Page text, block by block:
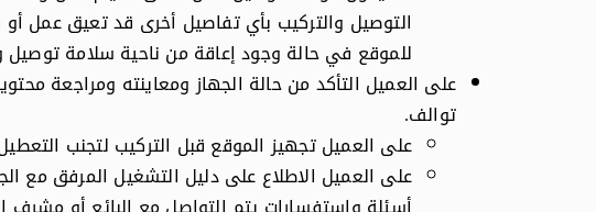
التوصيل والتركيب بأي تفاصيل أخرى قد تعيق عمل أو
للموقع في حالة وجود إعاقة من ناحية سلامة توصيل
على العميل التأكد من حالة الجهاز ومعاينته ومراجعة
توالف.
على العميل تجهيز الموقع قبل التركيب لتجنب
على العميل الاطلاع على دليل التشغيل المرفق مع